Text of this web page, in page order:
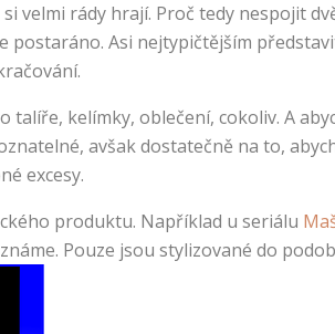
velmi rády hrají. Proč tedy nespojit
Asi nejtypičtějším
kelímky, oblečení, cokoliv. A
avšak dostatečně na to,
excesy.
produktu. Například u seriálu
Pouze jsou stylizované do